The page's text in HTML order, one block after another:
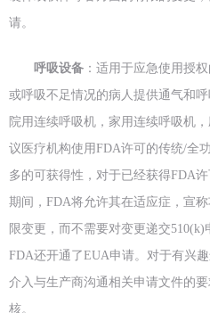
请。
呼吸设备 ：适用于应急使用授
或呼吸不足情况的病人提供通气和
院用连续呼吸机，家用连续呼吸机
议医疗机构使用FDA许可的传统/全
多的可获得性，对于已经获得FDA
期间，FDA将允许其在适应症，宣
限变更，而不需要对变更递交510(k)
FDA还开通了EUA申请。对于有兴
介入与生产商沟通相关申请文件的
核。